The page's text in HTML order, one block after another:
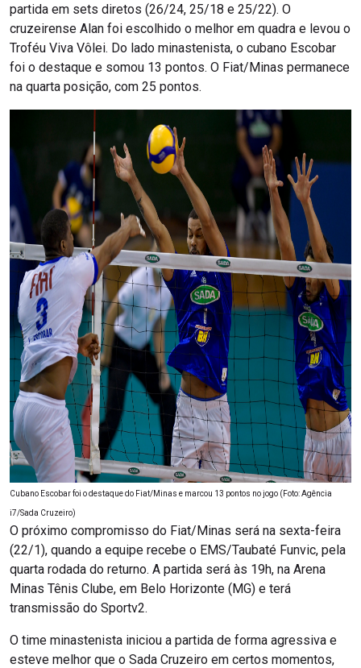
partida em sets diretos (26/24, 25/18 e 25/22). O
cruzeirense Alan foi escolhido o melhor em quadra e levou o
Troféu Viva Vôlei. Do lado minastenista, o cubano Escobar
foi o destaque e somou 13 pontos. O Fiat/Minas permanece
na quarta posição, com 25 pontos.
Cubano Escobar foi o destaque do Fiat/Minas e marcou 13 pontos no jogo (Foto: Agência
i7/Sada Cruzeiro)
O próximo compromisso do Fiat/Minas será na sexta-feira
(22/1), quando a equipe recebe o EMS/Taubaté Funvic, pela
quarta rodada do returno. A partida será às 19h, na Arena
Minas Tênis Clube, em Belo Horizonte (MG) e terá
transmissão do Sportv2.
O time minastenista iniciou a partida de forma agressiva e
esteve melhor que o Sada Cruzeiro em certos momentos,